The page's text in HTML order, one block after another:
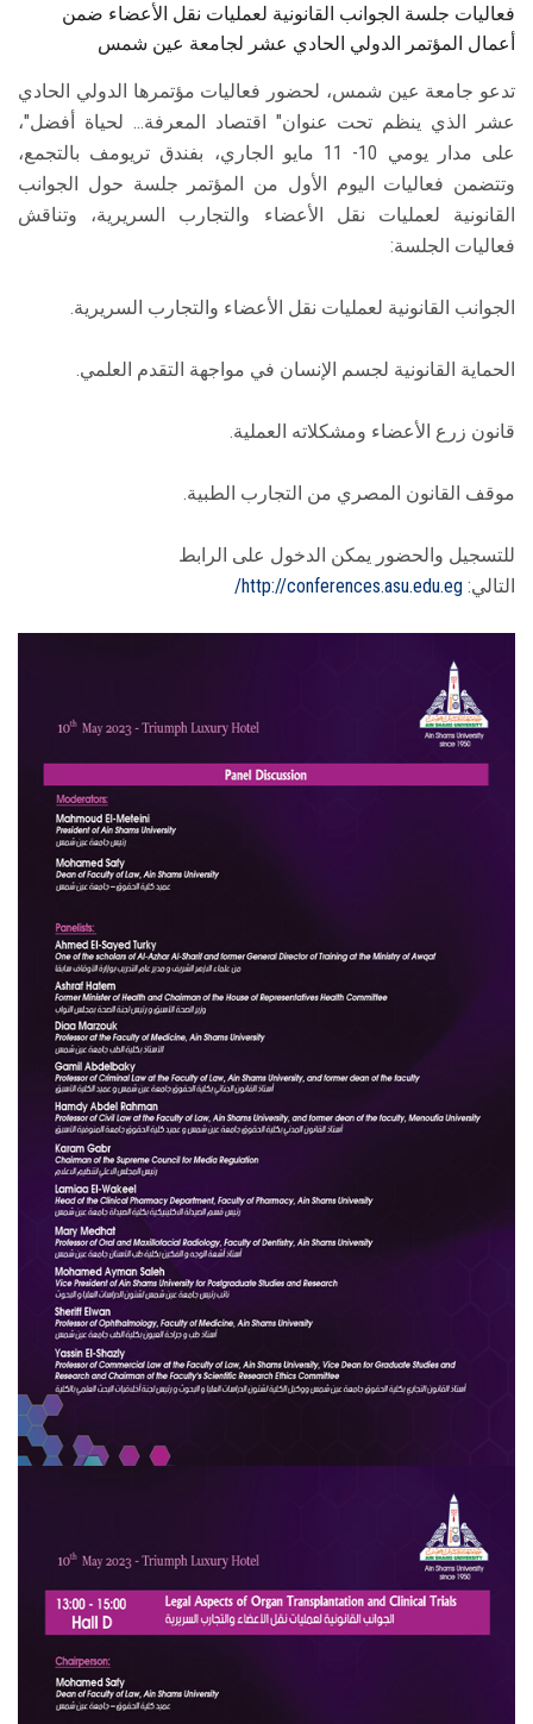
فعاليات جلسة الجوانب القانونية لعمليات نقل الأعضاء ضمن
أعمال المؤتمر الدولي الحادي عشر لجامعة عين شمس
تدعو جامعة عين شمس، لحضور فعاليات مؤتمرها الدولي الحادي
عشر الذي ينظم تحت عنوان" اقتصاد المعرفة... لحياة أفضل"،
على مدار يومي 10- 11 مايو الجاري، بفندق تريومف بالتجمع،
وتتضمن فعاليات اليوم الأول من المؤتمر جلسة حول الجوانب
القانونية لعمليات نقل الأعضاء والتجارب السريرية، وتناقش
فعاليات الجلسة:
الجوانب القانونية لعمليات نقل الأعضاء والتجارب السريرية.
الحماية القانونية لجسم الإنسان في مواجهة التقدم العلمي.
قانون زرع الأعضاء ومشكلاته العملية.
موقف القانون المصري من التجارب الطبية.
للتسجيل والحضور يمكن الدخول على الرابط
التالي: http://conferences.asu.edu.eg/